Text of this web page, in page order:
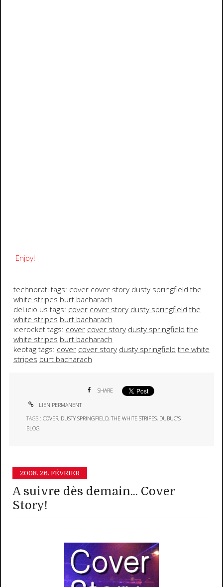
Enjoy!
technorati tags: cover cover story dusty springfield the
white stripes burt bacharach
del.icio.us tags: cover cover story dusty springfield the
white stripes burt bacharach
icerocket tags: cover cover story dusty springfield the
white stripes burt bacharach
keotag tags: cover cover story dusty springfield the white
stripes burt bacharach
SHARE
LIEN PERMANENT
TAGS :COVER, DUSTY SPRINGFIELD,THE WHITE STRIPES, DUBUC'S
BLOG
2008. 26. FÉVRIER
A suivre dès demain... Cover
Story!